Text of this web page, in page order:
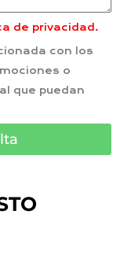
de privacidad.
con los
o
que puedan